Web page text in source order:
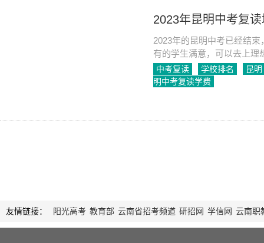
2023年昆明中考复
2023年的昆明中考已经结
有的学生满意，可以去上理
读的问题。在昆明，有两所
中考复读 学校排名
昆明
明中考复读学费
友情链接： 阳光高考 教育部 云南省招考频道 研招网 学信网 云南职